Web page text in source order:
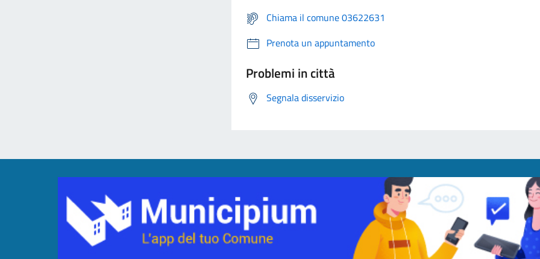
Chiama il comune 03622631
Prenota un appuntamento
Problemi in città
Segnala disservizio